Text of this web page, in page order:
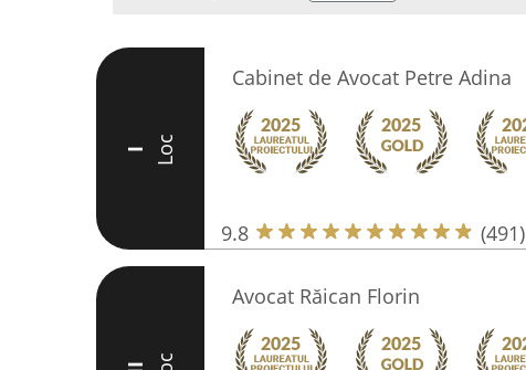
I Loc
Cabinet de Avocat Petre Adina
9.8 (491)
II
Avocat Răican Florin